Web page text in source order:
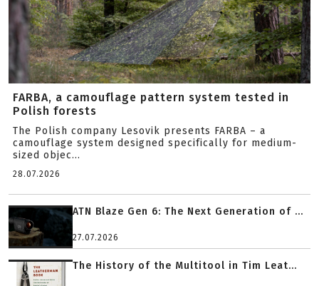
FARBA, a camouflage pattern system tested in
Polish forests
The Polish company Lesovik presents FARBA – a
camouflage system designed specifically for medium-
sized objec...
28.07.2026
ATN Blaze Gen 6: The Next Generation of ...
27.07.2026
The History of the Multitool in Tim Leat...